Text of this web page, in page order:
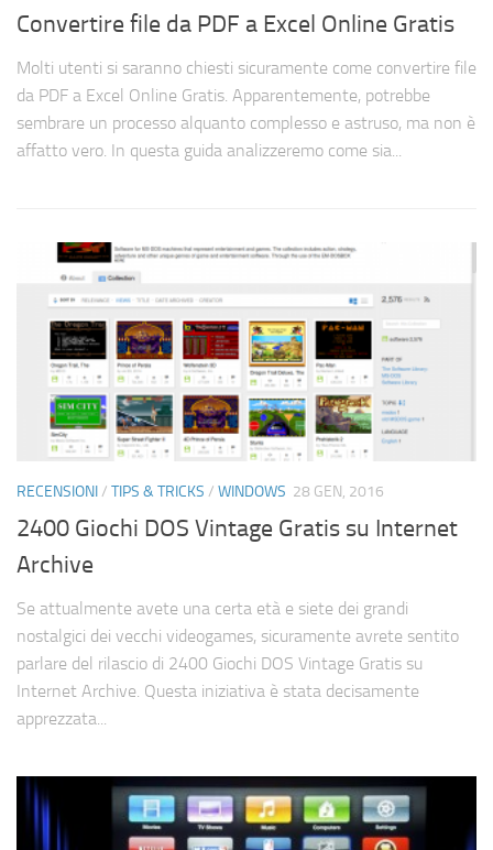
Convertire file da PDF a Excel Online Gratis
Molti utenti si saranno chiesti sicuramente come convertire file
da PDF a Excel Online Gratis. Apparentemente, potrebbe
sembrare un processo alquanto complesso e astruso, ma non è
affatto vero. In questa guida analizzeremo come sia...
RECENSIONI/ TIPS & TRICKS / WINDOWS 28 GEN, 2016
2400 Giochi DOS Vintage Gratis su Internet
Archive
Se attualmente avete una certa età e siete dei grandi
nostalgici dei vecchi videogames, sicuramente avrete sentito
parlare del rilascio di 2400 Giochi DOS Vintage Gratis su
Internet Archive. Questa iniziativa è stata decisamente
apprezzata...